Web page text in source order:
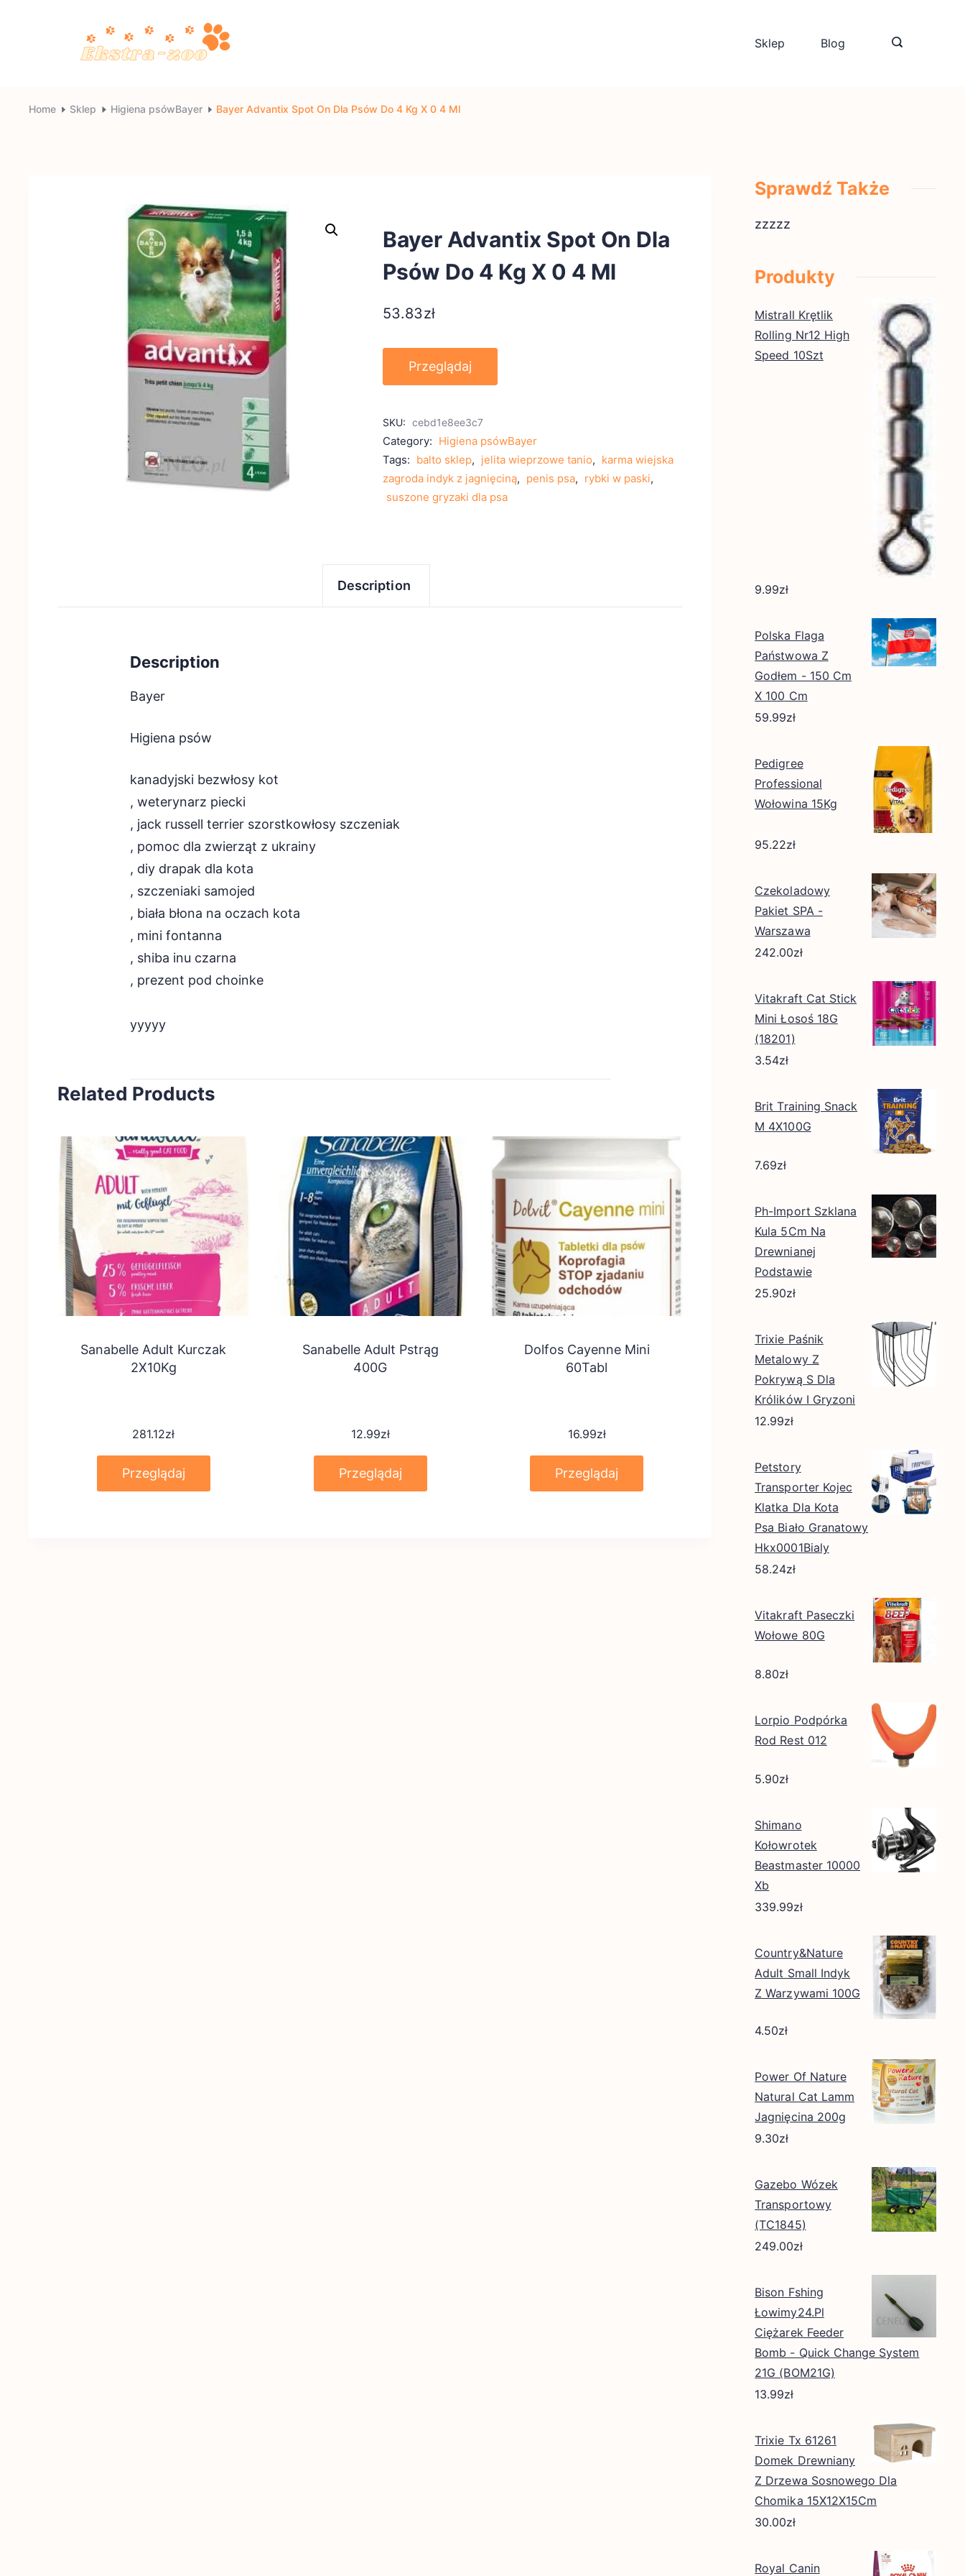
zoo
Sklep Blog
Home Sklep Higiena psówBayer Bayer Advantix Spot On Dla Psów Do 4 Kg X 0 4 Ml
Bayer Advantix Spot On Dla
Psów Do 4 Kg X 0 4 Ml
53.83zł
Przeglądaj
SKU: cebd1e8ee3c7
Category: Higiena psówBayer
Tags: balto sklep, jelita wieprzowe tanio, karma wiejska
zagroda indyk z jagnięciną, penis psa, rybki w paski,
suszone gryzaki dla psa
Description
Description
Bayer
Higiena psów
kanadyjski bezwłosy kot
, weterynarz piecki
, jack russell terrier szorstkowłosy szczeniak
, pomoc dla zwierząt z ukrainy
, diy drapak dla kota
, szczeniaki samojed
, biała błona na oczach kota
, mini fontanna
, shiba inu czarna
, prezent pod choinke
yyyyy
Related Products
Sanabelle Adult Kurczak
2X10Kg
281.12zł
Przeglądaj
Sanabelle Adult Pstrąg
400G
12.99zł
Przeglądaj
Dolfos Cayenne Mini
60Tabl
16.99zł
Przeglądaj
Sprawdź Także
zzzzz
Produkty
Mistrall Krętlik
Rolling Nr12 High
Speed 10Szt
9.99zł
Polska Flaga
Państwowa Z
Godłem - 150 Cm
X 100 Cm
59.99zł
Pedigree
Professional
Wołowina 15Kg
95.22zł
Czekoladowy
Pakiet SPA -
Warszawa
242.00zł
Vitakraft Cat Stick
Mini Łosoś 18G
(18201)
3.54zł
Brit Training Snack
M 4X100G
7.69zł
Ph-Import Szklana
Kula 5Cm Na
Drewnianej
Podstawie
25.90zł
Trixie Paśnik
Metalowy Z
Pokrywą S Dla
Królików I Gryzoni
12.99zł
Petstory
Transporter Kojec
Klatka Dla Kota
Psa Biało Granatowy
Hkx0001Bialy
58.24zł
Vitakraft Paseczki
Wołowe 80G
8.80zł
Lorpio Podpórka
Rod Rest 012
5.90zł
Shimano
Kołowrotek
Beastmaster 10000
Xb
339.99zł
Country&Nature
Adult Small Indyk
Z Warzywami 100G
4.50zł
Power Of Nature
Natural Cat Lamm
Jagnięcina 200g
9.30zł
Gazebo Wózek
Transportowy
(TC1845)
249.00zł
Bison Fshing
Łowimy24.Pl
Ciężarek Feeder
Bomb - Quick Change System
21G (BOM21G)
13.99zł
Trixie Tx 61261
Domek Drewniany
Z Drzewa Sosnowego Dla
Chomika 15X12X15Cm
30.00zł
Royal Canin